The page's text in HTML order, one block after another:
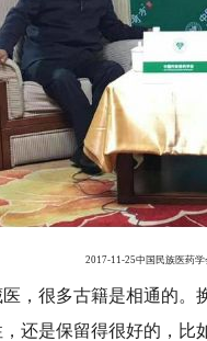
2017-11-25中国民族医药学
多古籍是相通的。换
还是保留得很好的，